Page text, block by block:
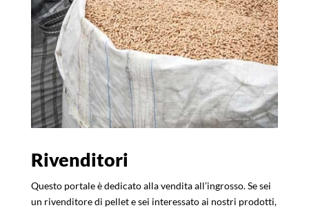
Rivenditori
Questo portale è dedicato alla vendita all’ingrosso. Se sei
un rivenditore di pellet e sei interessato ai nostri prodotti,